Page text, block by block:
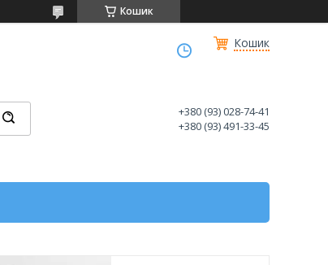
Кошик
Кошик
+380 (93) 028-74-41
+380 (93) 491-33-45